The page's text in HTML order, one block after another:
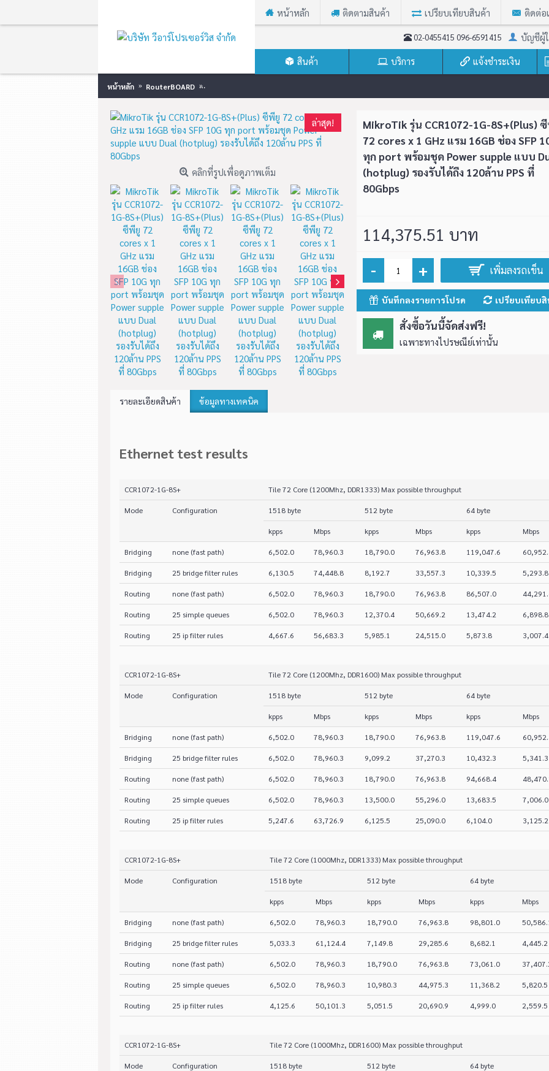
หน้าหลัก ติดตามสินค้า เปรียบเทียบสินค้า ติดต่อ
02-0455415 096-6591415 บัญชีผู้
สินค้า บริการ แจ้งชำระเงิน
หน้าหลัก RouterBOARD
MikroTik รุ่น RB1100AHx4
Dude Edition ซีพียู 4 cores x
1.4 GHz รองรับ SATAและM.2
(มีM.2มาให้ 60GB) พร้อมชุด
Power supple แบบ Dual มี
Chip เพิ่มประสิทธิภาพ IPSec
14,311.25 บาท
เพิ่มลงรถเข็น
MikroTik รุ่น RB3011UiAS-RM
ซีพียู 2 cores x 1.4 GHz พอร์ต
LAN แบบ Gigabit ทำงานแยก 2
Chipset พร้อม SFP 1 Port
รองรับ USB3.0 สามารถต่อ
External ได้ (HDD,3G-4G USB)
6,983.89 บาท
เพิ่มลงรถเข็น
ล่าสุด!
MikroTik รุ่น RB4011iGS+RM
ซีพียู 4 cores x 1.4 GHz แรม
1GB พอร์ต LAN แบบ Gigabit
พร้อม SFP 10G รองรับ IPsec
hardware acceleration
8,399.50 บาท
เพิ่มลงรถเข็น
1S+(Plus) ซีพียู 9
GHz แรม 2GB รองรับ
Dual
18,890.85 บาท
ล่าสุด!
คลิกที่รูปเพื่อดูภาพเต็ม
MikroTik รุ่น CCR1072-1G-8S+(Plus)
72 cores x 1 GHz แรม 16GB ช่อง SFP
ทุก port พร้อมชุด Power supple แบบ
(hotplug) รองรับได้ถึง 120ล้าน PPS ที่
80Gbps
114,375.51 บาท
- + เพิ่มลงรถเข็น
บันทึกลงรายการโปรด เปรียบเทียบ
สั่งซื้อวันนี้จัดส่งฟรี!
เฉพาะทางไปรษณีย์เท่านั้น
รายละเอียดสินค้า ข้อมูลทางเทคนิค
Ethernet test results
CCR1072-1G-8S+ Tile 72 Core (1200Mhz, DDR1333) Max possible throughput
Mode Configuration 1518 byte 512 byte 64 byte
kpps Mbps kpps Mbps kpps Mbps
Bridging none (fast path) 6,502.0 78,960.3 18,790.0 76,963.8 119,047.6
Bridging 25 bridge filter rules 6,130.5 74,448.8 8,192.7 33,557.3 10,339.5 5,293.8
Routing none (fast path) 6,502.0 78,960.3 18,790.0 76,963.8 86,507.0
Routing 25 simple queues 6,502.0 78,960.3 12,370.4 50,669.2 13,474.2 6,898.8
Routing 25 ip filter rules 4,667.6 56,683.3 5,985.1 24,515.0 5,873.8 3,007.4
CCR1072-1G-8S+ Tile 72 Core (1200Mhz, DDR1600) Max possible throughput
Mode Configuration 1518 byte 512 byte 64 byte
kpps Mbps kpps Mbps kpps Mbps
Bridging none (fast path) 6,502.0 78,960.3 18,790.0 76,963.8 119,047.6
Bridging 25 bridge filter rules 6,502.0 78,960.3 9,099.2 37,270.3 10,432.3 5,341.3
Routing none (fast path) 6,502.0 78,960.3 18,790.0 76,963.8 94,668.4
Routing 25 simple queues 6,502.0 78,960.3 13,500.0 55,296.0 13,683.5 7,006.0
Routing 25 ip filter rules 5,247.6 63,726.9 6,125.5 25,090.0 6,104.0 3,125.2
CCR1072-1G-8S+ Tile 72 Core (1000Mhz, DDR1333) Max possible throughput
Mode Configuration 1518 byte 512 byte 64 byte
kpps Mbps kpps Mbps kpps Mbps
Bridging none (fast path) 6,502.0 78,960.3 18,790.0 76,963.8 98,801.0
Bridging 25 bridge filter rules 5,033.3 61,124.4 7,149.8 29,285.6 8,682.1 4,445.2
Routing none (fast path) 6,502.0 78,960.3 18,790.0 76,963.8 73,061.0
Routing 25 simple queues 6,502.0 78,960.3 10,980.3 44,975.3 11,368.2 5,820.5
Routing 25 ip filter rules 4,125.6 50,101.3 5,051.5 20,690.9 4,999.0 2,559.5
CCR1072-1G-8S+ Tile 72 Core (1000Mhz, DDR1600) Max possible throughput
Mode Configuration 1518 byte 512 byte 64 byte